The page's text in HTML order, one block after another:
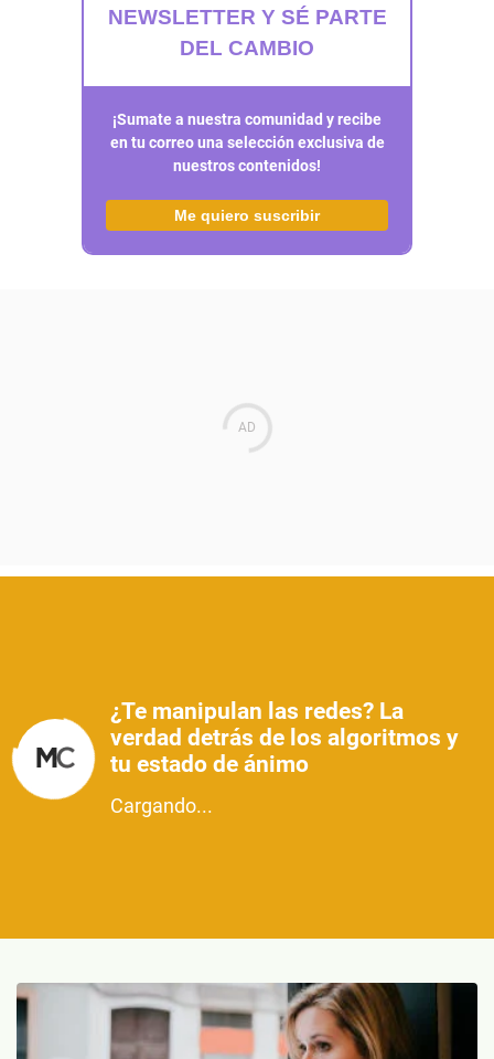
NEWSLETTER Y SÉ PARTE
DEL CAMBIO
¡Sumate a nuestra comunidad y recibe
en tu correo una selección exclusiva de
nuestros contenidos!
Me quiero suscribir
¿Te manipulan las redes? La
verdad detrás de los algoritmos y
tu estado de ánimo
Cargando...